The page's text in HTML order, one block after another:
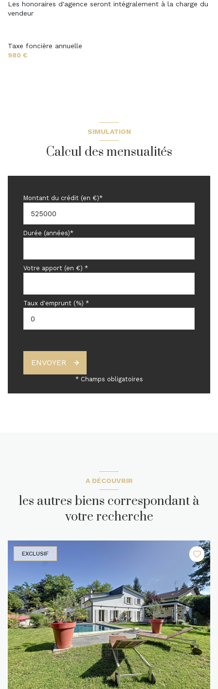
Bibliothèque
Les honoraires d'agence seront intégralement à la charge du
vendeur
Taxe foncière annuelle
980 €
SIMULATION
Calcul des mensualités
Montant du crédit (en €)*
Durée (années)*
Votre apport (en €) *
Taux d'emprunt (%) *
ENVOYER
* Champs obligatoires
A DÉCOUVRIR
les autres biens correspondant à
votre recherche
EXCLUSIF